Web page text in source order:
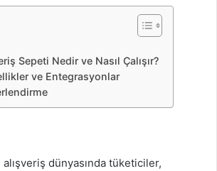
Sepeti Nedir ve Nasıl Çalışır?
ve Entegrasyonlar
dünyasında tüketiciler,